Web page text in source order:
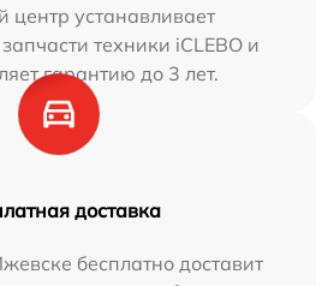
центр устанавливает
техники iCLEBO и
гарантию до 3 лет.
доставка
бесплатно доставит